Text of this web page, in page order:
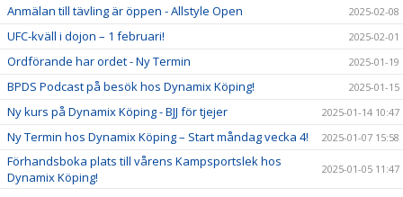
Anmälan till tävling är öppen - Allstyle Open 2025-02-08
UFC-kväll i dojon – 1 februari! 2025-02-01
Ordförande har ordet - Ny Termin 2025-01-19
BPDS Podcast på besök hos Dynamix Köping! 2025-01-15
Ny kurs på Dynamix Köping - BJJ för tjejer 2025-01-14 10:47
Ny Termin hos Dynamix Köping – Start måndag vecka 4! 2025-01-07 15:58
Förhandsboka plats till vårens Kampsportslek hos
Dynamix Köping!
2025-01-05 11:47